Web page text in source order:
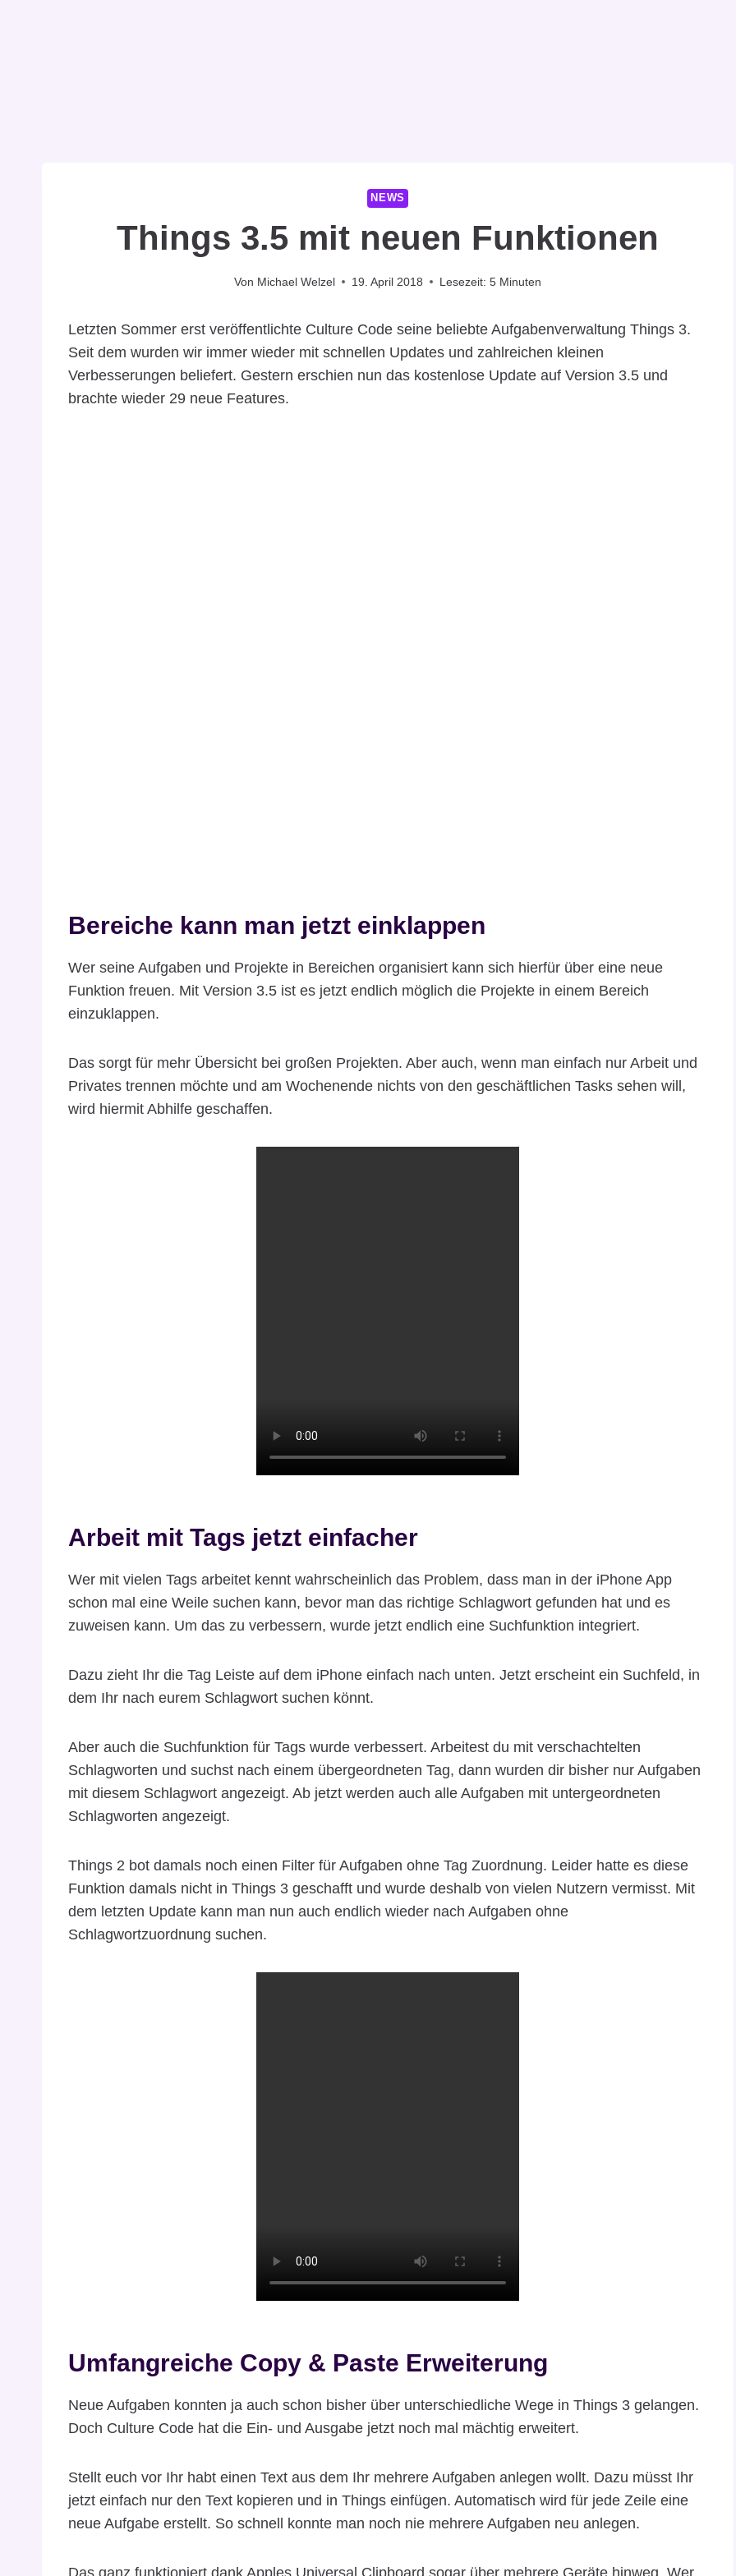
NEWS
Things 3.5 mit neuen Funktionen
Von Michael Welzel 19. April 2018 Lesezeit: 5 Minuten
Letzten Sommer erst veröffentlichte Culture Code seine beliebte Aufgabenverwaltung Things 3.
Seit dem wurden wir immer wieder mit schnellen Updates und zahlreichen kleinen
Verbesserungen beliefert. Gestern erschien nun das kostenlose Update auf Version 3.5 und
brachte wieder 29 neue Features.
Bereiche kann man jetzt einklappen
Wer seine Aufgaben und Projekte in Bereichen organisiert kann sich hierfür über eine neue
Funktion freuen. Mit Version 3.5 ist es jetzt endlich möglich die Projekte in einem Bereich
einzuklappen.
Das sorgt für mehr Übersicht bei großen Projekten. Aber auch, wenn man einfach nur Arbeit und
Privates trennen möchte und am Wochenende nichts von den geschäftlichen Tasks sehen will,
wird hiermit Abhilfe geschaffen.
Arbeit mit Tags jetzt einfacher
Wer mit vielen Tags arbeitet kennt wahrscheinlich das Problem, dass man in der iPhone App
schon mal eine Weile suchen kann, bevor man das richtige Schlagwort gefunden hat und es
zuweisen kann. Um das zu verbessern, wurde jetzt endlich eine Suchfunktion integriert.
Dazu zieht Ihr die Tag Leiste auf dem iPhone einfach nach unten. Jetzt erscheint ein Suchfeld, in
dem Ihr nach eurem Schlagwort suchen könnt.
Aber auch die Suchfunktion für Tags wurde verbessert. Arbeitest du mit verschachtelten
Schlagworten und suchst nach einem übergeordneten Tag, dann wurden dir bisher nur Aufgaben
mit diesem Schlagwort angezeigt. Ab jetzt werden auch alle Aufgaben mit untergeordneten
Schlagworten angezeigt.
Things 2 bot damals noch einen Filter für Aufgaben ohne Tag Zuordnung. Leider hatte es diese
Funktion damals nicht in Things 3 geschafft und wurde deshalb von vielen Nutzern vermisst. Mit
dem letzten Update kann man nun auch endlich wieder nach Aufgaben ohne
Schlagwortzuordnung suchen.
Umfangreiche Copy & Paste Erweiterung
Neue Aufgaben konnten ja auch schon bisher über unterschiedliche Wege in Things 3 gelangen.
Doch Culture Code hat die Ein- und Ausgabe jetzt noch mal mächtig erweitert.
Stellt euch vor Ihr habt einen Text aus dem Ihr mehrere Aufgaben anlegen wollt. Dazu müsst Ihr
jetzt einfach nur den Text kopieren und in Things einfügen. Automatisch wird für jede Zeile eine
neue Aufgabe erstellt. So schnell konnte man noch nie mehrere Aufgaben neu anlegen.
Das ganz funktioniert dank Apples Universal Clipboard sogar über mehrere Geräte hinweg. Wer